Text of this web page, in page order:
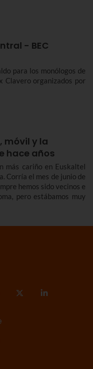
- BEC
para los monólogos de
Clavero organizados por
móvil y la
hace años
más cariño en Euskaltel
Corría el mes de junio de
hemos sido vecinos e
pero estábamos muy